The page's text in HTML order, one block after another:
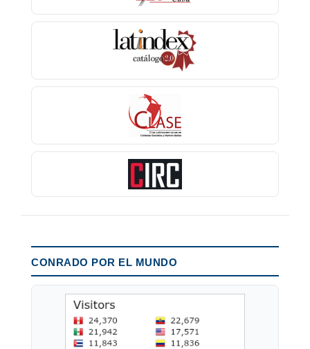
CONRADO POR EL MUNDO